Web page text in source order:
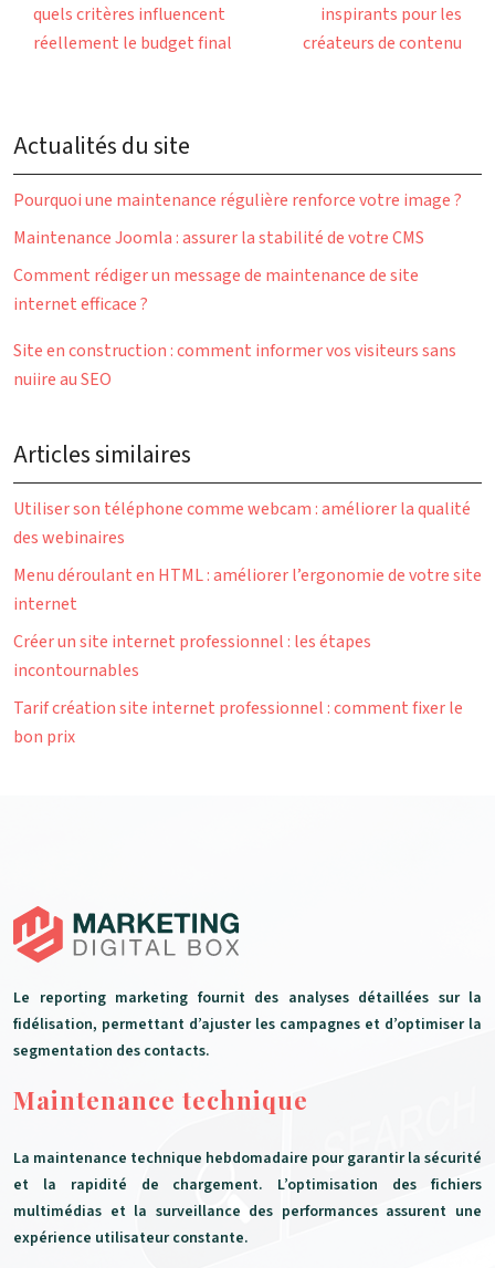
quels critères influencent
réellement le budget final
inspirants pour les
créateurs de contenu
Actualités du site
Pourquoi une maintenance régulière renforce votre image ?
Maintenance Joomla : assurer la stabilité de votre CMS
Comment rédiger un message de maintenance de site
internet efficace ?
Site en construction : comment informer vos visiteurs sans
nuiire au SEO
Articles similaires
Utiliser son téléphone comme webcam : améliorer la qualité
des webinaires
Menu déroulant en HTML : améliorer l’ergonomie de votre site
internet
Créer un site internet professionnel : les étapes
incontournables
Tarif création site internet professionnel : comment fixer le
bon prix
Le reporting marketing fournit des analyses détaillées sur la
fidélisation, permettant d’ajuster les campagnes et d’optimiser la
segmentation des contacts.
Maintenance technique
La maintenance technique hebdomadaire pour garantir la sécurité
et la rapidité de chargement. L’optimisation des fichiers
multimédias et la surveillance des performances assurent une
expérience utilisateur constante.